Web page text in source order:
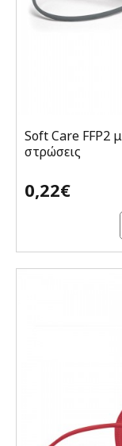
Soft Care FFP2
στρώσεις
0,22€